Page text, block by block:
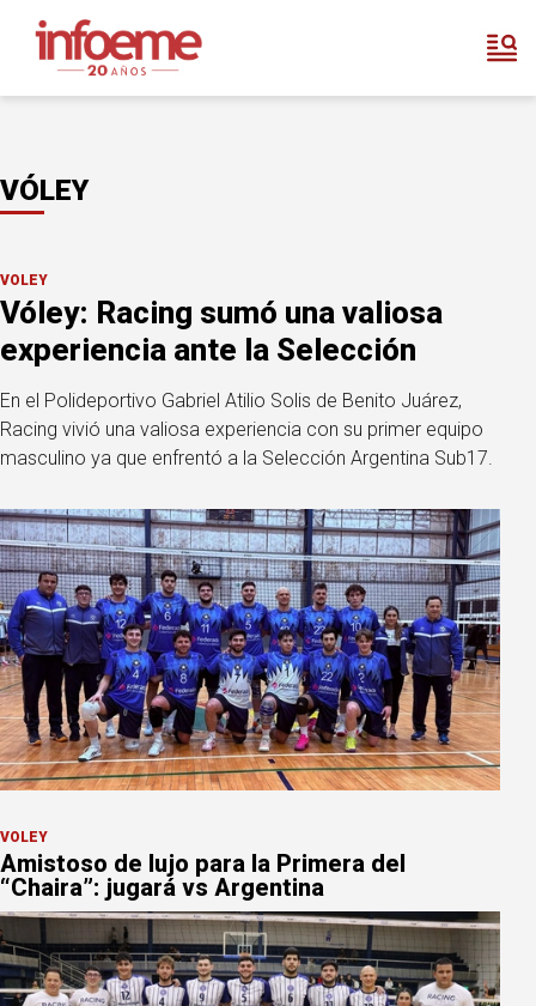
VÓLEY
VÓLEY
Vóley: Racing sumó una valiosa
experiencia ante la Selección
En el Polideportivo Gabriel Atilio Solis de Benito Juárez,
Racing vivió una valiosa experiencia con su primer equipo
masculino ya que enfrentó a la Selección Argentina Sub17.
VÓLEY
Amistoso de lujo para la Primera del
“Chaira”: jugará vs Argentina